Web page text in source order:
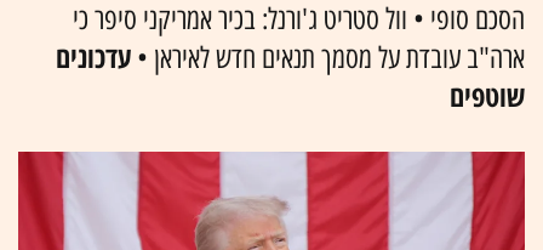
הסכם סופי • וול סטריט ג'ורנל: בכיר אמריקני סיפר כי
ארה"ב עובדת על מסמך תנאים חדש לאיראן • עדכונים
שוטפים